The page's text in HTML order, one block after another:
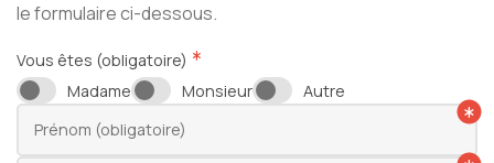
French Business News
Actualités
le formulaire ci-dessous.
Madame Monsieur Autre
Vous êtes (obligatoire)
Prénom (obligatoire)